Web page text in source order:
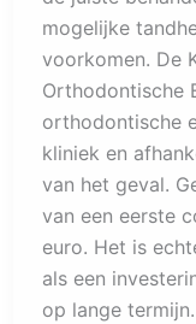
mogelijke
voorkomen. De
Orthodontische
orthodontische
kliniek en
van het geval.
van een eerste
euro. Het is
als een
op lange